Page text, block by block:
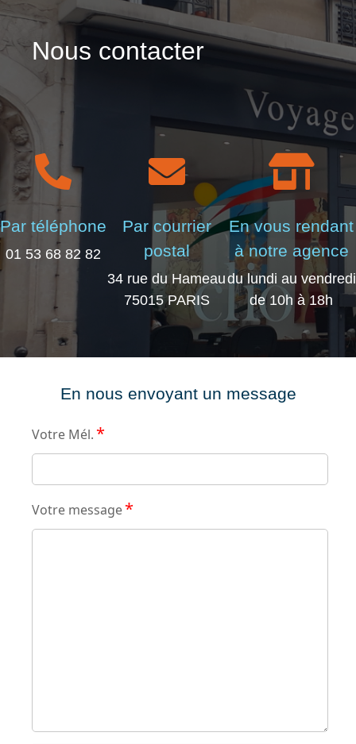
Nous contacter
Par téléphone
01 53 68 82 82
Par courrier
postal
34 rue du Hameau
75015 PARIS
En vous rendant
à notre agence
du lundi au vendredi
de 10h à 18h
En nous envoyant un message
Votre Mél. *
Votre message*